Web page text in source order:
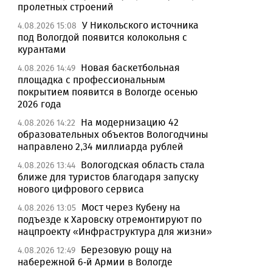
пролетных строений
4.08.2026 15:08 У Никольского источника
под Вологдой появится колокольня с
курантами
4.08.2026 14:49 Новая баскетбольная
площадка с профессиональным
покрытием появится в Вологде осенью
2026 года
4.08.2026 14:22
На модернизацию 42
образовательных объектов Вологодчины
направлено 2,34 миллиарда рублей
4.08.2026 13:44 Вологодская область стала
ближе для туристов благодаря запуску
нового цифрового сервиса
4.08.2026 13:05 Мост через Кубену на
подъезде к Харовску отремонтируют по
нацпроекту «Инфраструктура для жизни»
4.08.2026 12:49 Березовую рощу на
набережной 6-й Армии в Вологде